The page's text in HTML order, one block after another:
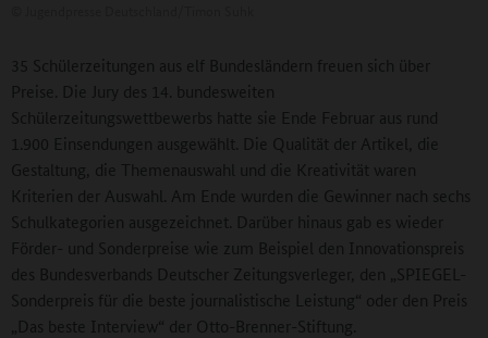
35 Schülerzeitungen aus elf Bundesländern freuen sich über
Preise. Die Jury des 14. bundesweiten
Schülerzeitungswettbewerbs hatte sie Ende Februar aus rund
1.900 Einsendungen ausgewählt. Die Qualität der Artikel, die
Gestaltung, die Themenauswahl und die Kreativität waren
Kriterien der Auswahl. Am Ende wurden die Gewinner nach sechs
Schulkategorien ausgezeichnet. Darüber hinaus gab es wieder
Förder- und Sonderpreise wie zum Beispiel den Innovationspreis
des Bundesverbands Deutscher Zeitungsverleger, den „SPIEGEL-
Sonderpreis für die beste journalistische Leistung“ oder den Preis
„Das beste Interview“ der Otto-Brenner-Stiftung.